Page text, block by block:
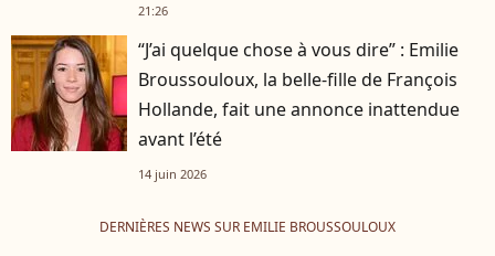
21:26
“J’ai quelque chose à vous dire” : Emilie
Broussouloux, la belle-fille de François
Hollande, fait une annonce inattendue
avant l’été
14 juin 2026
DERNIÈRES NEWS SUR EMILIE BROUSSOULOUX